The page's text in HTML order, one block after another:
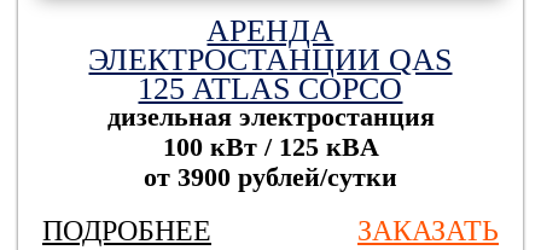
АРЕНДА
ЭЛЕКТРОСТАНЦИИ QAS
125 ATLAS COPCO
дизельная электростанция
100 кВт / 125 кBА
от 3900 рублей/сутки
ПОДРОБНЕЕ ЗАКАЗАТЬ